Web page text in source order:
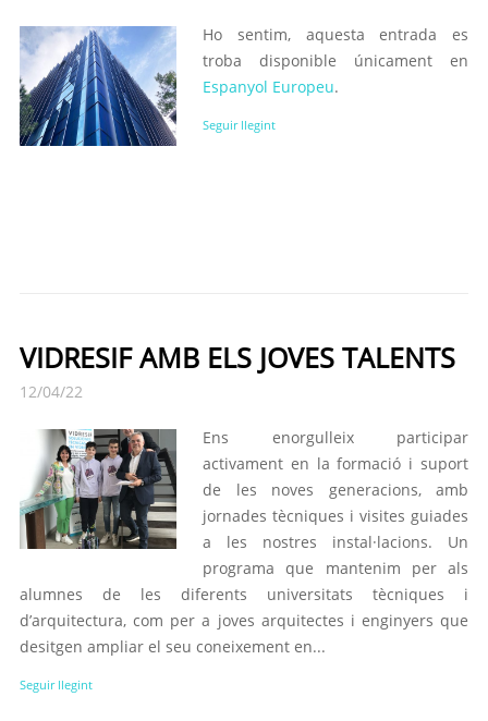
Ho sentim, aquesta entrada es
troba disponible únicament en
Espanyol Europeu.
Seguir llegint
VIDRESIF AMB ELS JOVES TALENTS
12/04/22
Ens enorgulleix participar
activament en la formació i suport
de les noves generacions, amb
jornades tècniques i visites guiades
a les nostres instal·lacions. Un
programa que mantenim per als
alumnes de les diferents universitats tècniques i
d’arquitectura, com per a joves arquitectes i enginyers que
desitgen ampliar el seu coneixement en...
Seguir llegint